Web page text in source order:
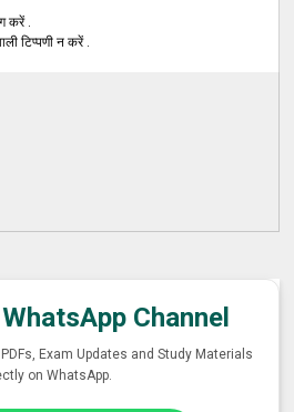
करें .
टिप्पणी न करें .
Channel
Exam Updates and Study Materials
on WhatsApp.